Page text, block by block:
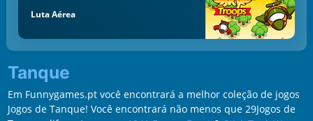
Luta Aérea
Tanque
Em Funnygames.pt você encontrará a melhor coleção de jogos
Jogos de Tanque! Você encontrará não menos que 29Jogos de